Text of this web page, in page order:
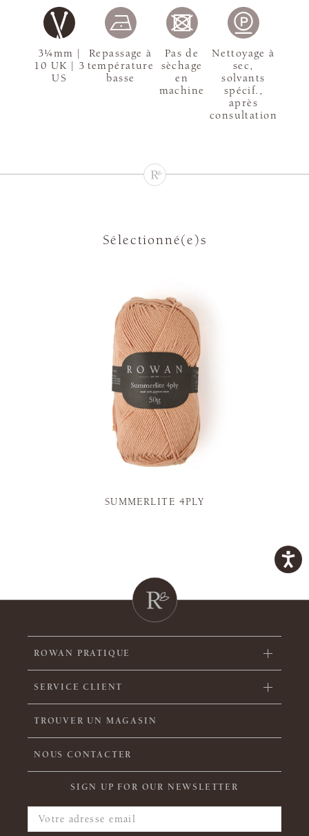
3¼mm |
10 UK | 3
US
Repassage à
température
basse
Pas de
sèchage
en
machine
Nettoyage à
sec,
solvants
spécif.,
après
consultation
Sélectionné(e)s
SUMMERLITE 4PLY
ROWAN PRATIQUE
SERVICE CLIENT
TROUVER UN MAGASIN
NOUS CONTACTER
SIGN UP FOR OUR NEWSLETTER